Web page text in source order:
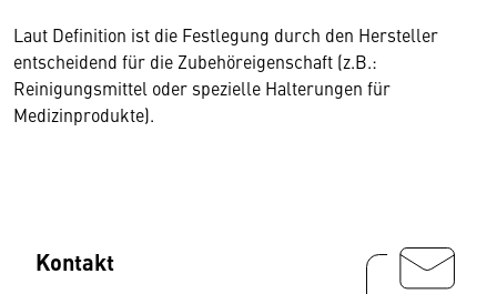
Laut Definition ist die Festlegung durch den Hersteller
entscheidend für die Zubehöreigenschaft (z.B.:
Reinigungsmittel oder spezielle Halterungen für
Medizinprodukte).
Kontakt